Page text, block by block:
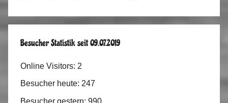
Besucher Statistik seit 09.07.2019
Online Visitors: 2
Besucher heute: 247
Besucher gestern: 990